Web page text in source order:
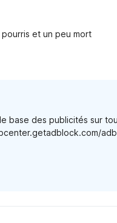
et un peu mort
base des publicités sur